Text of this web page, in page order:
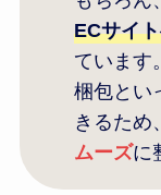
ECサイ
ています
梱包とい
きるため、
ムーズに